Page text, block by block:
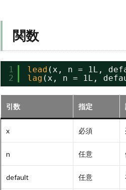
関数
1
2
lead (x, n = 1L,
lag (x, n = 1L,
引数 指定
x 必須
n 任意
default 任意